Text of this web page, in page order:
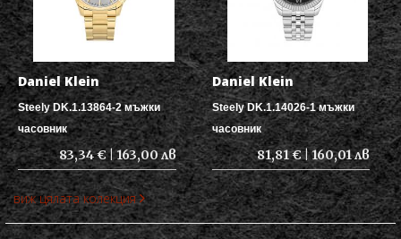
Daniel Klein
Steely DK.1.13864-2 мъжки
часовник
83,34 € | 163,00 лв
Daniel Klein
Steely DK.1.14026-1 мъжки
часовник
81,81 € | 160,01 лв
виж цялата колекция